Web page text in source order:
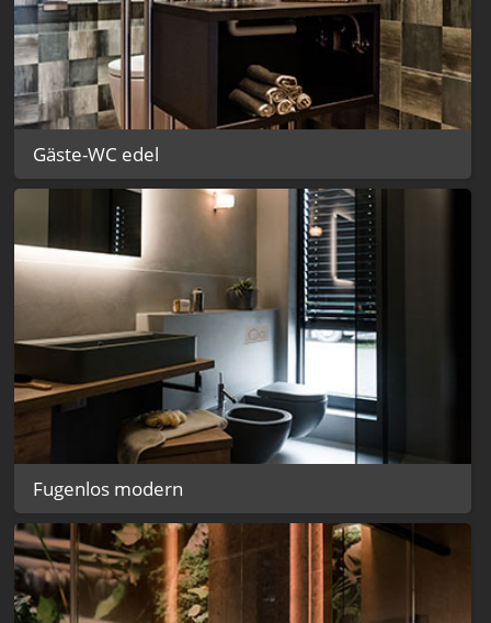
Gäste-WC edel
Fugenlos modern